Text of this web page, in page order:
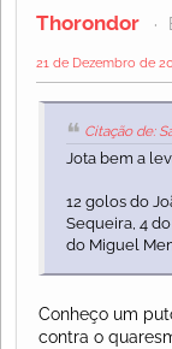
Thorondor
21 de Dezembro de
Citação de:
Jota bem a
12 golos do
Sequeira, 4
do Miguel
Conheço um
contra o